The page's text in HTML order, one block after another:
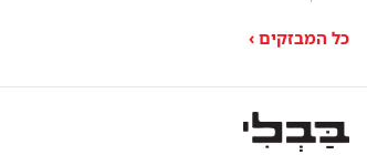
כל המבזקים ›